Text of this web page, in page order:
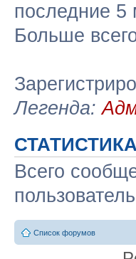
последние 5
Больше
Легенда:
СТАТИСТИКА
Всего
Список форумов